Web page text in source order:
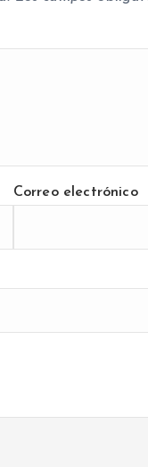
Correo electrónico